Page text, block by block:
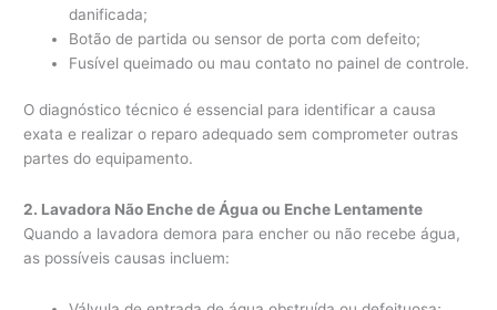
danificada;
Botão de partida ou sensor de porta com defeito;
Fusível queimado ou mau contato no painel de controle.
O diagnóstico técnico é essencial para identificar a causa
exata e realizar o reparo adequado sem comprometer outras
partes do equipamento.
2. Lavadora Não Enche de Água ou Enche Lentamente
Quando a lavadora demora para encher ou não recebe água,
as possíveis causas incluem: